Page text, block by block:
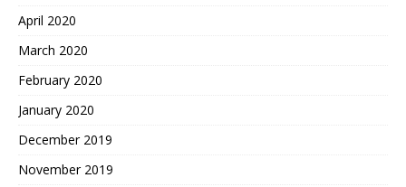
April 2020
March 2020
February 2020
January 2020
December 2019
November 2019